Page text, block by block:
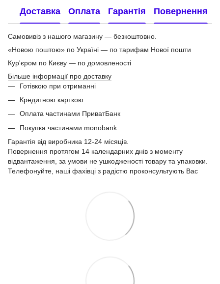
Доставка Оплата Гарантія Повернення
Самовивіз з нашого магазину — безкоштовно.
«Новою поштою» по Україні — по тарифам Нової пошти
Кур'єром по Києву — по домовленості
Більше інформації про доставку
Готівкою при отриманні
Кредитною карткою
Оплата частинами ПриватБанк
Покупка частинами monobank
Гарантія від виробника 12-24 місяців.
Повернення протягом 14 календарних днів з моменту
відвантаження, за умови не ушкодженості товару та упаковки.
Телефонуйте, наші фахівці з радістю проконсультують Вас